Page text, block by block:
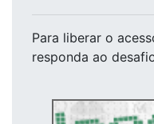
Para liberar o
responda ao